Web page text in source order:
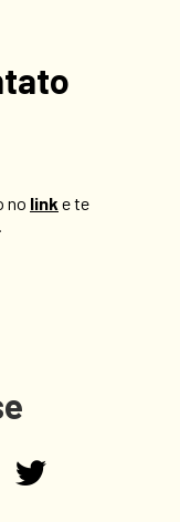
no link e te
